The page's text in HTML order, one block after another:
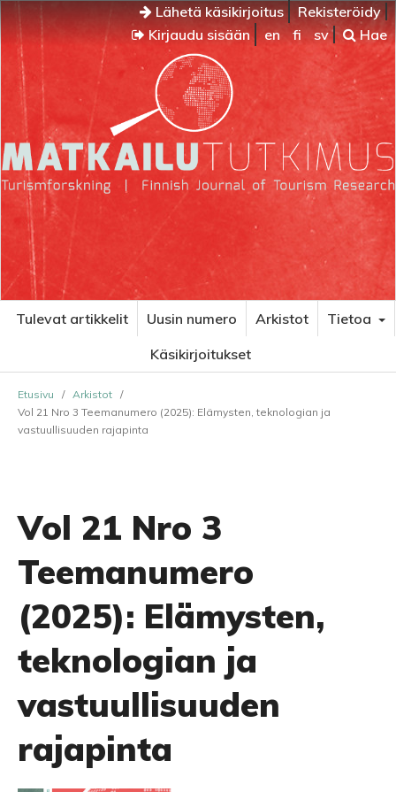
Lähetä käsikirjoitus
Rekisteröidy
Kirjaudu sisään
en fi sv Hae
Tulevat artikkelit Uusin numero Arkistot
Tietoa
Käsikirjoitukset
Etusivu / Arkistot /
Vol 21 Nro 3 Teemanumero (2025): Elämysten, teknologian ja
vastuullisuuden rajapinta
Vol 21 Nro 3
Teemanumero
(2025): Elämysten,
teknologian ja
vastuullisuuden
rajapinta